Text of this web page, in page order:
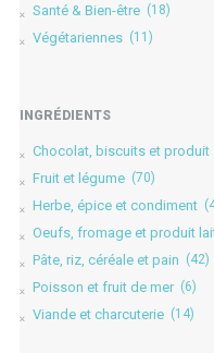
Santé & Bien-être (18)
Végétariennes (11)
INGRÉDIENTS
Chocolat, biscuits et produit
Fruit et légume (70)
Herbe, épice et condiment
Oeufs, fromage et produit
Pâte, riz, céréale et pain (42)
Poisson et fruit de mer (6)
Viande et charcuterie (14)